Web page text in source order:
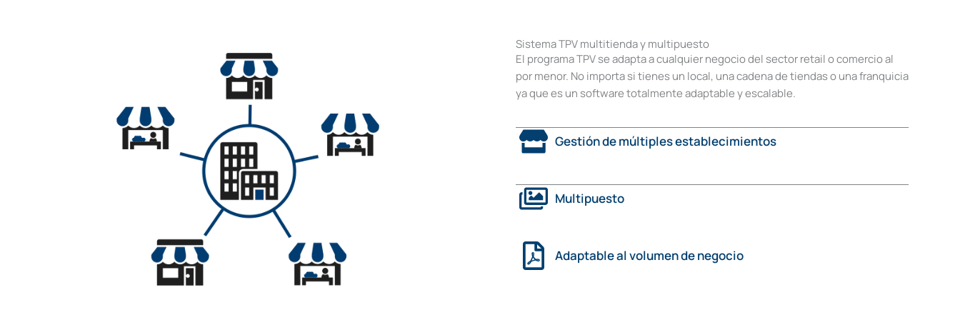
Sistema TPV multitienda y multipuesto
El programa TPV se adapta a cualquier negocio del sector retail o comercio al
por menor. No importa si tienes un local, una cadena de tiendas o una franquicia
ya que es un software totalmente adaptable y escalable.
Gestión de múltiples establecimientos
Multipuesto
Adaptable al volumen de negocio